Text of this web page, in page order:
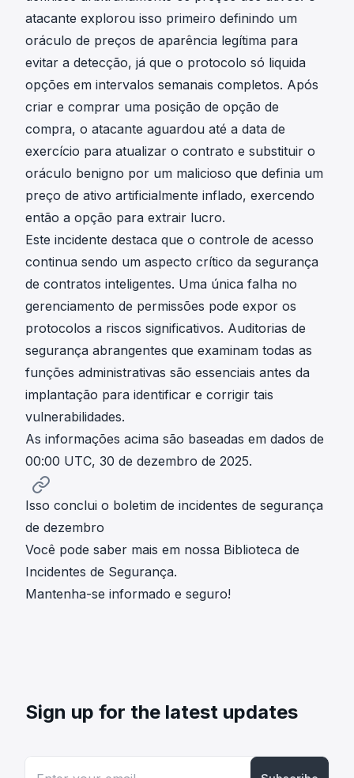
atacante explorou isso primeiro definindo um
oráculo de preços de aparência legítima para
evitar a detecção, já que o protocolo só liquida
opções em intervalos semanais completos. Após
criar e comprar uma posição de opção de
compra, o atacante aguardou até a data de
exercício para atualizar o contrato e substituir o
oráculo benigno por um malicioso que definia um
preço de ativo artificialmente inflado, exercendo
então a opção para extrair lucro.
Este incidente destaca que o controle de acesso
continua sendo um aspecto crítico da segurança
de contratos inteligentes. Uma única falha no
gerenciamento de permissões pode expor os
protocolos a riscos significativos. Auditorias de
segurança abrangentes que examinam todas as
funções administrativas são essenciais antes da
implantação para identificar e corrigir tais
vulnerabilidades.
As informações acima são baseadas em dados de
00:00 UTC, 30 de dezembro de 2025.
Isso conclui o boletim de incidentes de segurança
de dezembro
Você pode saber mais em nossa Biblioteca de
Incidentes de Segurança.
Mantenha-se informado e seguro!
Sign up for the latest updates